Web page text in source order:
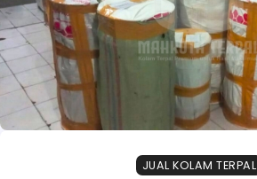
JUAL KOLAM TERPAL